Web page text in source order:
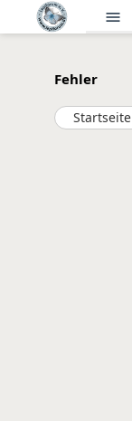
menu
Fehler
Startseite